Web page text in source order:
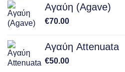
Αγαύη (Agave)
€70.00
Αγαύη Attenuata
€50.00